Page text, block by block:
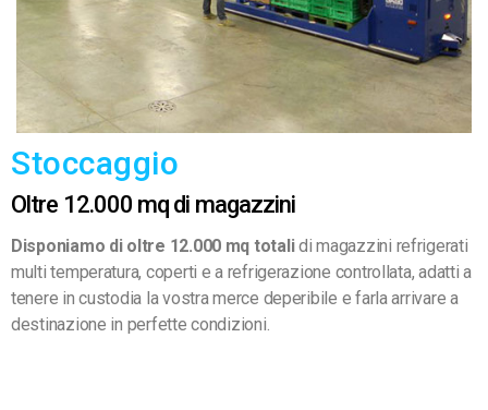
Stoccaggio
Oltre 12.000 mq di magazzini
Disponiamo di oltre 12.000 mq totalidi magazzini refrigerati
multi temperatura, coperti e a refrigerazione controllata, adatti a
tenere in custodia la vostra merce deperibile e farla arrivare a
destinazione in perfette condizioni.